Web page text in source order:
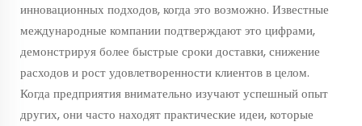
инновационных подходов, когда это возможно. Известные
международные компании подтверждают это цифрами,
демонстрируя более быстрые сроки доставки, снижение
расходов и рост удовлетворенности клиентов в целом.
Когда предприятия внимательно изучают успешный опыт
других, они часто находят практические идеи, которые